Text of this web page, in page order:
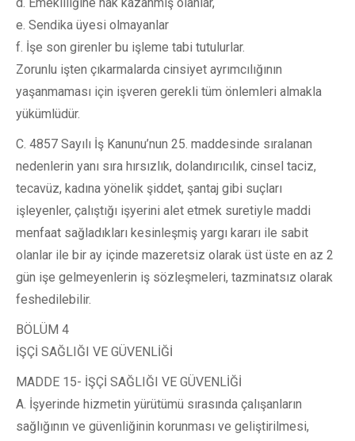
e. Sendika üyesi olmayanlar
f. İşe son girenler bu işleme tabi tutulurlar.
Zorunlu işten çıkarmalarda cinsiyet ayrımcılığının
yaşanmaması için işveren gerekli tüm önlemleri almakla
yükümlüdür.
C. 4857 Sayılı İş Kanunu’nun 25. maddesinde sıralanan
nedenlerin yanı sıra hırsızlık, dolandırıcılık, cinsel taciz,
tecavüz, kadına yönelik şiddet, şantaj gibi suçları
işleyenler, çalıştığı işyerini alet etmek suretiyle maddi
menfaat sağladıkları kesinleşmiş yargı kararı ile sabit
olanlar ile bir ay içinde mazeretsiz olarak üst üste en az 2
gün işe gelmeyenlerin iş sözleşmeleri, tazminatsız olarak
feshedilebilir.
BÖLÜM 4
İŞÇİ SAĞLIĞI VE GÜVENLİĞİ
MADDE 15- İŞÇİ SAĞLIĞI VE GÜVENLİĞİ
A. İşyerinde hizmetin yürütümü sırasında çalışanların
sağlığının ve güvenliğinin korunması ve geliştirilmesi,